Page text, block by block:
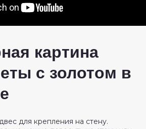
картина
с золотом в
для крепления на стену.